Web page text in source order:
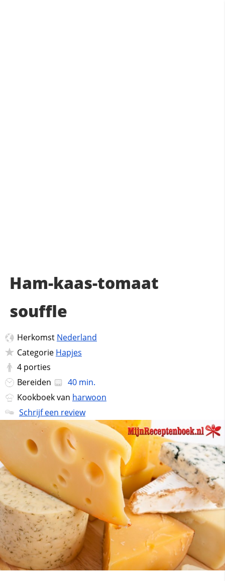
Ham-kaas-tomaat
souffle
Herkomst Nederland
Categorie Hapjes
4 porties
Bereiden
40 min.
Kookboek van harwoon
Schrijf een review